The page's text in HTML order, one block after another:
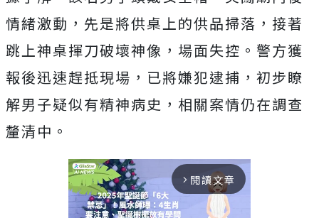
情緒激動，先是將供桌上的供品掃落，接著
跳上神桌揮刀破壞神像，場面失控。警方獲
報後迅速趕抵現場，已將嫌犯逮捕，初步瞭
解男子疑似有精神病史，相關案情仍在調查
釐清中。
arrow_forward_ios 閱讀文章